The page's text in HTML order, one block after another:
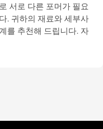
서로 다른 포머가 필요
. 귀하의 재료와 세부사
를 추천해 드립니다. 자